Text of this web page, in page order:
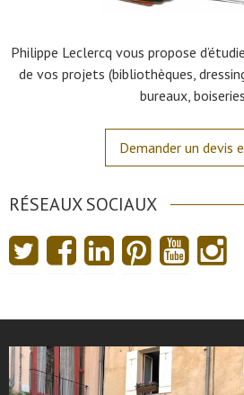
Philippe Leclercq vous propose
de vos projets (bibliothèques,
bureaux,
Demander un devis
RÉSEAUX SOCIAUX